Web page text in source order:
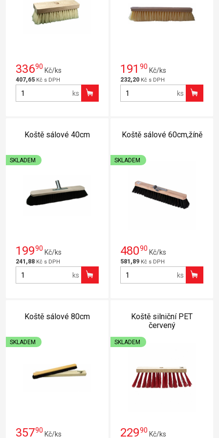
33690 Kč/ks
407,65 Kč s DPH
ks
191 90 Kč/ks
232,20 Kč s DPH
ks
Koště sálové 40cm
SKLADEM
19990 Kč/ks
241,88 Kč s DPH
ks
Koště sálové 60cm,žíně
SKLADEM
48090 Kč/ks
581,89 Kč s DPH
ks
Koště sálové 80cm
SKLADEM
35790 Kč/ks
Koště silniční PET
červený
SKLADEM
22990 Kč/ks